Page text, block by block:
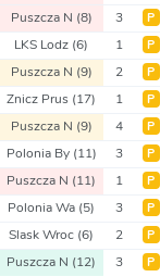
Puszcza N (8) 3 Р
LKS Lodz (6) 1 Р
Puszcza N (9) 2 Р
Znicz Prus (17) 1 Р
Puszcza N (9) 4 Р
Polonia By (11) 3 Р
Puszcza N (11) 1 Р
Polonia Wa (5) 3 Р
Slask Wroc (6) 2 Р
Puszcza N (12) 3 Р